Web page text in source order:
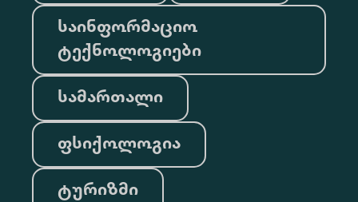
საინფორმაციო
ტექნოლოგიები
სამართალი
ფსიქოლოგია
ტურიზმი